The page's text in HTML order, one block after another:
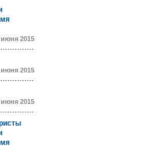
июня 2015
июня 2015
июня 2015